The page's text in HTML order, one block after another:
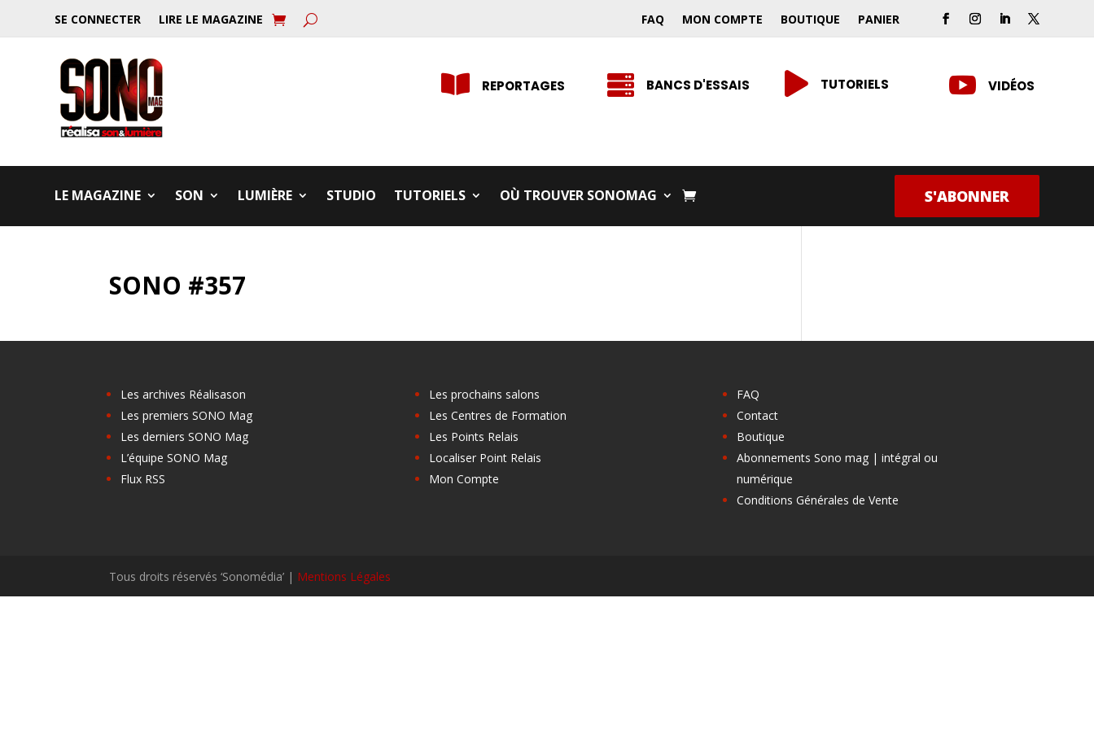
SE CONNECTER LIRE LE MAGAZINE FAQ MON COMPTE BOUTIQUE PANIER
 REPORTAGES  BANCS D'ESSAIS  TUTORIELS  VIDÉOS
LE MAGAZINE SON LUMIÈRE STUDIO TUTORIELS OÙ TROUVER SONOMAG S'ABONNER
SONO #357
Les archives Réalisason
Les premiers SONO Mag
Les derniers SONO Mag
L’équipe SONO Mag
Flux RSS
Les prochains salons
Les Centres de Formation
Les Points Relais
Localiser Point Relais
Mon Compte
FAQ
Contact
Boutique
Abonnements Sono mag | intégral ou
numérique
Conditions Générales de Vente
Tous droits réservés ‘Sonomédia’ | Mentions Légales